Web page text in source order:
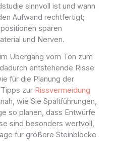
sinnvoll ist und wann
Aufwand rechtfertigt;
sparen
und Nerven.
Übergang vom Ton zum
entstehende Risse
für die Planung der
zur Rissvermeidung
wie Sie Spaltführungen,
so planen, dass Entwürfe
sind besonders wertvoll,
für größere Steinblöcke